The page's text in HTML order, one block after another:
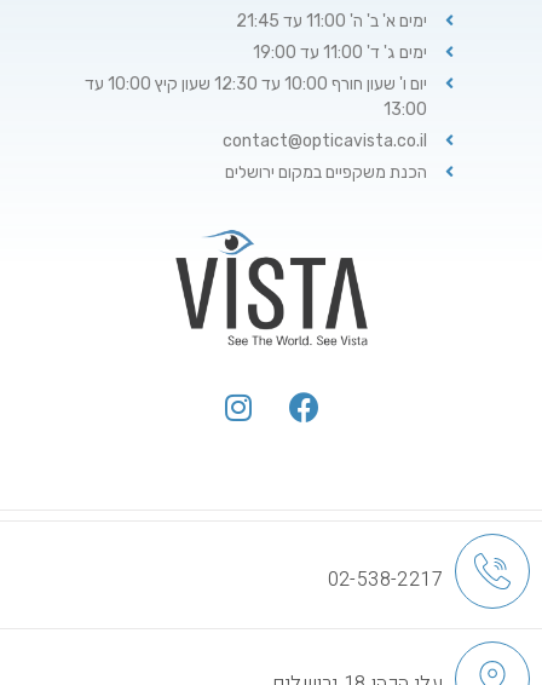
ימים א' ב' ה' 11:00 עד 21:45
ימים ג' ד' 11:00 עד 19:00
יום ו' שעון חורף 10:00 עד 12:30 שעון קיץ 10:00 עד
13:00
contact@opticavista.co.il
הכנת משקפיים במקום ירושלים
02-538-2217